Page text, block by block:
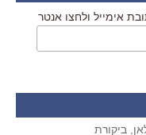
אימייל ולחצו אנטר
ביקורת